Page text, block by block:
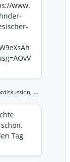
www.
Tag